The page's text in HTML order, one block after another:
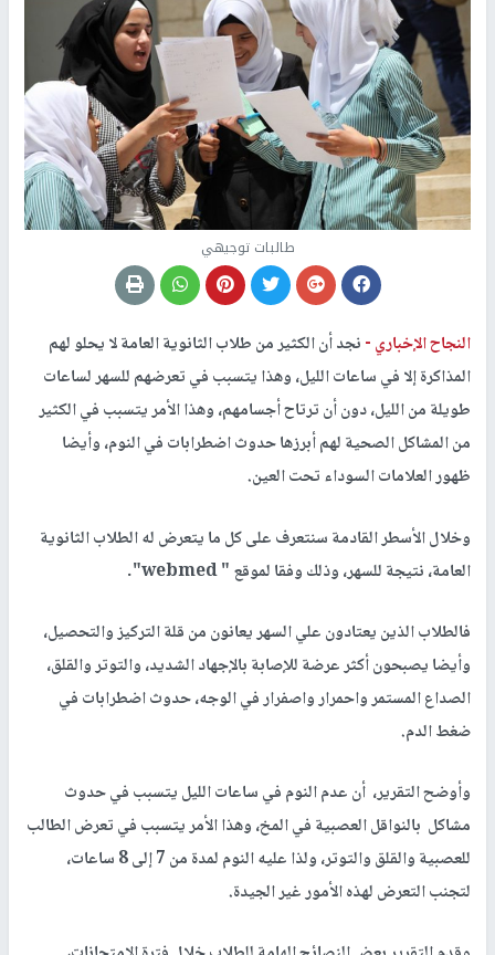
طالبات توجيهي
النجاح الإخباري -نجد أن الكثير من طلاب الثانوية العامة لا يحلو لهم
المذاكرة إلا في ساعات الليل، وهذا يتسبب في تعرضهم للسهر لساعات
طويلة من الليل، دون أن ترتاح أجسامهم، وهذا الأمر يتسبب في الكثير
من المشاكل الصحية لهم أبرزها حدوث اضطرابات في النوم، وأيضا
ظهور العلامات السوداء تحت العين.
وخلال الأسطر القادمة سنتعرف على كل ما يتعرض له الطلاب الثانوية
العامة، نتيجة للسهر، وذلك وفقا لموقع " webmed".
فالطلاب الذين يعتادون علي السهر يعانون من قلة التركيز والتحصيل،
وأيضا يصبحون أكثر عرضة للإصابة بالإجهاد الشديد، والتوتر والقلق،
الصداع المستمر واحمرار واصفرار في الوجه، حدوث اضطرابات في
ضغط الدم.
وأوضح التقرير، أن عدم النوم في ساعات الليل يتسبب في حدوث
مشاكل بالنواقل العصبية في المخ، وهذا الأمر يتسبب في تعرض الطالب
للعصبية والقلق والتوتر، ولذا عليه النوم لمدة من 7 إلى 8 ساعات،
لتجنب التعرض لهذه الأمور غير الجيدة.